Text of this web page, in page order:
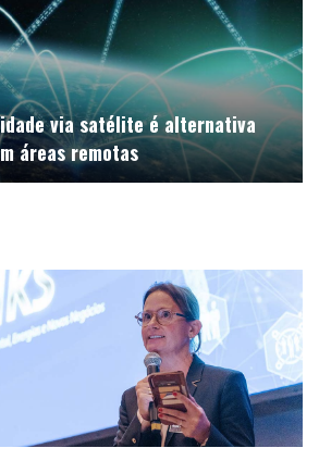
via satélite é alternativa
áreas remotas